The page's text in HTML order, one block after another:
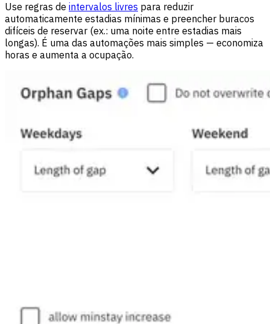
Use regras de intervalos livres para reduzir
automaticamente estadias mínimas e preencher buracos
difíceis de reservar (ex.: uma noite entre estadias mais
longas). É uma das automações mais simples — economiza
horas e aumenta a ocupação.